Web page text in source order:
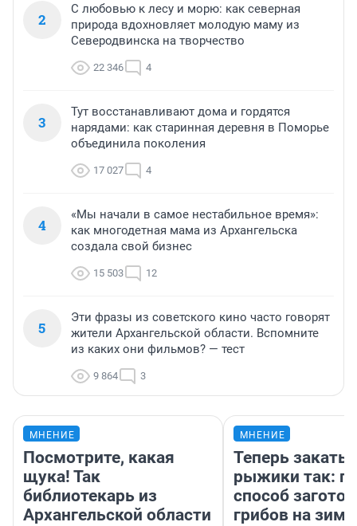
2
С любовью к лесу и морю: как северная
природа вдохновляет молодую маму из
Северодвинска на творчество
22 346 4
3
Тут восстанавливают дома и гордятся
нарядами: как старинная деревня в Поморье
объединила поколения
17 027 4
4
«Мы начали в самое нестабильное время»:
как многодетная мама из Архангельска
создала свой бизнес
15 503 12
5
Эти фразы из советского кино часто говорят
жители Архангельской области. Вспомните
из каких они фильмов? — тест
9 864 3
МНЕНИЕ
Посмотрите, какая
щука! Так
библиотекарь из
Архангельской области
МНЕНИЕ
Теперь
рыжики так:
способ
грибов на зиму